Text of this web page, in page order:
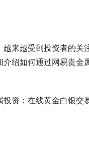
来越受到投资者的
绍如何通过网易贵金